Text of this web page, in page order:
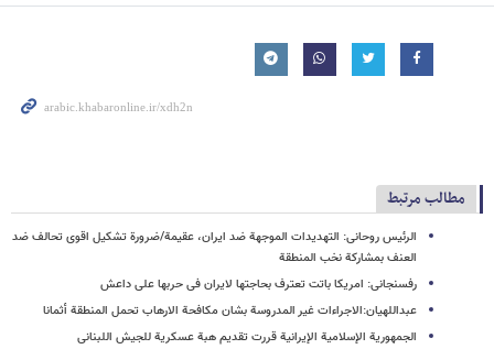
مطالب مرتبط
الرئیس روحانی: التهدیدات الموجهة ضد ایران، عقیمة/ضرورة تشکیل اقوی تحالف ضد
العنف بمشارکة نخب المنطقة
رفسنجانی: امریکا باتت تعترف بحاجتها لایران فی حربها علی داعش
عبداللهیان:الاجراءات غیر المدروسة بشان مکافحة الارهاب تحمل المنطقة أثمانا
الجمهوریة الإسلامیة الإیرانیة قررت تقدیم هبة عسکریة للجیش اللبنانی